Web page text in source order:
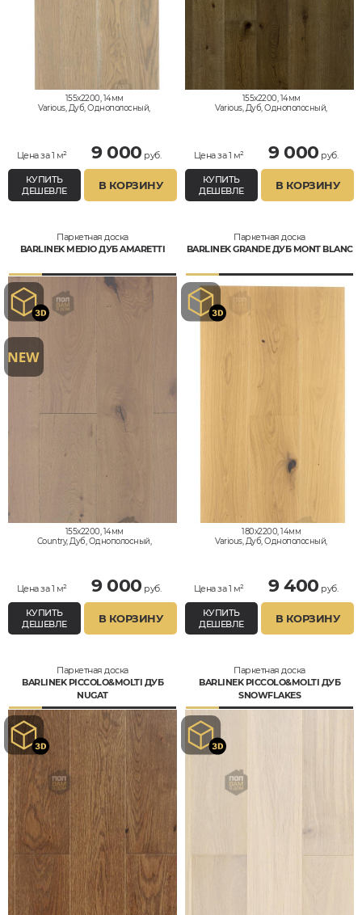
155x2200, 14мм
Various, Дуб, Однополосный,
Цена за 1 м² 9 000 руб.
КУПИТЬ
ДЕШЕВЛЕ
В КОРЗИНУ
155x2200, 14мм
Various, Дуб, Однополосный,
Цена за 1 м² 9 000 руб.
КУПИТЬ
ДЕШЕВЛЕ
В КОРЗИНУ
Паркетная доска
BARLINEK MEDIO ДУБ AMARETTI
155x2200, 14мм
Country, Дуб, Однополосный,
Цена за 1 м² 9 000 руб.
КУПИТЬ
ДЕШЕВЛЕ
В КОРЗИНУ
Паркетная доска
BARLINEK GRANDE ДУБ MONT BLANC
180x2200, 14мм
Various, Дуб, Однополосный,
Цена за 1 м² 9 400 руб.
КУПИТЬ
ДЕШЕВЛЕ
В КОРЗИНУ
Паркетная доска
BARLINEK PICCOLO&MOLTI ДУБ
NUGAT
Паркетная доска
BARLINEK PICCOLO&MOLTI ДУБ
SNOWFLAKES